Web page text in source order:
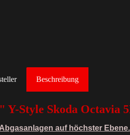
Beschreibung
Y-Style Skoda Octavia
auf höchster Ebene.